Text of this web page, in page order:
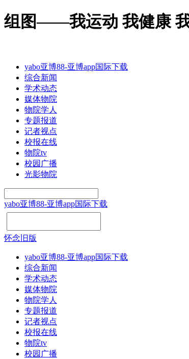
组图——我运动 我健康
yabo亚博88-亚博app国际下载
综合新闻
学术动态
媒体物院
物院学人
专题报道
记者视点
校报在线
物院tv
校园广播
光影物院
yabo亚博88-亚博app国际下载
怀念旧版
yabo亚博88-亚博app国际下载
综合新闻
学术动态
媒体物院
物院学人
专题报道
记者视点
校报在线
物院tv
校园广播